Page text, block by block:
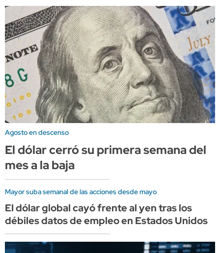
Agosto en descenso
El dólar cerró su primera semana del
mes a la baja
Mayor suba semanal de las acciones desde mayo
El dólar global cayó frente al yen tras los
débiles datos de empleo en Estados Unidos